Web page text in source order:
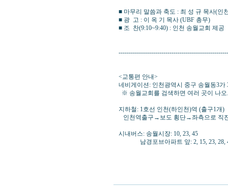
■ 마무리 말씀과 축도 : 최 성 규 목사(인
■ 광 고 : 이 옥 기 목사 (UBF 총무)
■ 조 찬(9:10~9:40) : 인천 송월교회 제공
<교통편 안내>
네비게이션: 인천광역시 중구 송월동3가
※ 송월교회를 검색하면 여러 곳이 나
지하철: 1호선 인천(하인천)역 (출구1개)
인천역출구→보도 횡단→좌측으로 직
시내버스: 송월시장: 10, 23, 45
남경포브아파트 앞: 2, 15, 23, 28,